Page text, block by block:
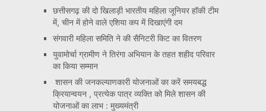
छत्तीसगढ़ की दो खिलाड़ी भारतीय महिला जूनियर हॉकी टीम
में, चीन में होने वाले एशिया कप में दिखाएंगी दम
संगवारी महिला समिति ने की सैनिटरी किट का वितरण
युवामोर्चा ग्रामीण ने तिरंगा अभियान के तहत शहीद परिवार
का किया सम्मान
शासन की जनकल्याणकारी योजनाओं का करें समयबद्ध
क्रियान्वयन , प्रत्येक पात्र व्यक्ति को मिले शासन की
योजनाओं का लाभ : मुख्यमंत्री